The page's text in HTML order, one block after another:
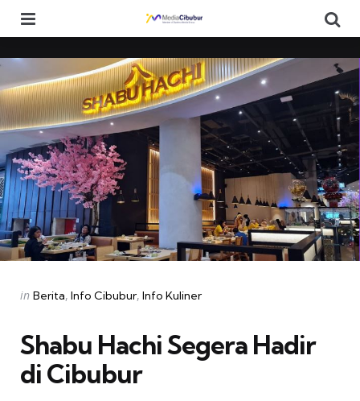
Categories
Posted
in Berita Info Cibubur Info Kuliner
Shabu Hachi Segera Hadir
di Cibubur